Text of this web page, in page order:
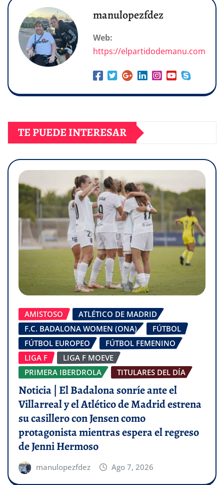
manulopezfdez
Web:
https://elpartidodemanu.com
TE PUEDE INTERESAR
AMISTOSO
ATLÉTICO DE MADRID
F.C. BADALONA WOMEN (ONA)
FÚTBOL
FÚTBOL EUROPEO
FÚTBOL FEMENINO
LIGA F
LIGA F MOEVE
PRIMERA IBERDROLA
TITULARES DEL DÍA
Noticia | El Badalona sonríe ante el
Villarreal y el Atlético de Madrid estrena
su casillero con Jensen como
protagonista mientras espera el regreso
de Jenni Hermoso
manulopezfdez Ago 7, 2026